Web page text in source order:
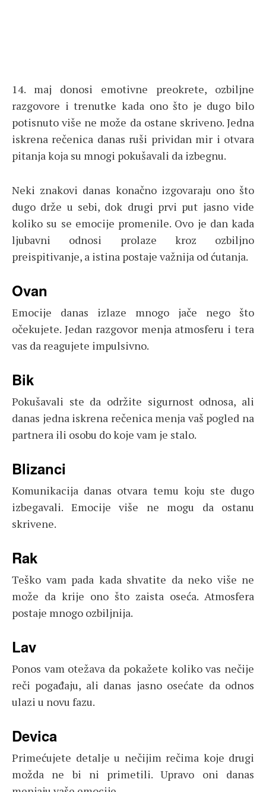
14. maj donosi emotivne preokrete, ozbiljne
razgovore i trenutke kada ono što je dugo bilo
potisnuto više ne može da ostane skriveno. Jedna
iskrena rečenica danas ruši prividan mir i otvara
pitanja koja su mnogi pokušavali da izbegnu.
Neki znakovi danas konačno izgovaraju ono što
dugo drže u sebi, dok drugi prvi put jasno vide
koliko su se emocije promenile. Ovo je dan kada
ljubavni odnosi prolaze kroz ozbiljno
preispitivanje, a istina postaje važnija od ćutanja.
Ovan
Emocije danas izlaze mnogo jače nego što
očekujete. Jedan razgovor menja atmosferu i tera
vas da reagujete impulsivno.
Bik
Pokušavali ste da održite sigurnost odnosa, ali
danas jedna iskrena rečenica menja vaš pogled na
partnera ili osobu do koje vam je stalo.
Blizanci
Komunikacija danas otvara temu koju ste dugo
izbegavali. Emocije više ne mogu da ostanu
skrivene.
Rak
Teško vam pada kada shvatite da neko više ne
može da krije ono što zaista oseća. Atmosfera
postaje mnogo ozbiljnija.
Lav
Ponos vam otežava da pokažete koliko vas nečije
reči pogađaju, ali danas jasno osećate da odnos
ulazi u novu fazu.
Devica
Primećujete detalje u nečijim rečima koje drugi
možda ne bi ni primetili. Upravo oni danas